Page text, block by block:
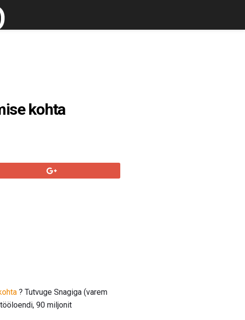
kohta
? Tutvuge Snagiga (varem
90 miljonit